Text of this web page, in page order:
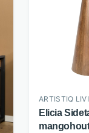
ARTISTIQ
Elicia